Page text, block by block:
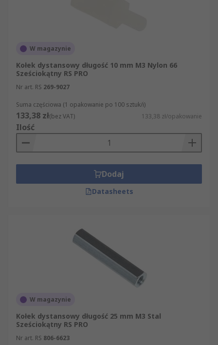
W magazynie
Kołek dystansowy długość 10 mm M3 Nylon 66
Sześciokątny RS PRO
Nr art. RS 269-9027
Suma częściowa (1 opakowanie po 100 sztuk/i)
133,38 zł(bez VAT) 133,38 zł/opakowanie
Ilość
Dodaj
Datasheets
W magazynie
Kołek dystansowy długość 25 mm M3 Stal
Sześciokątny RS PRO
Nr art. RS 806-6623